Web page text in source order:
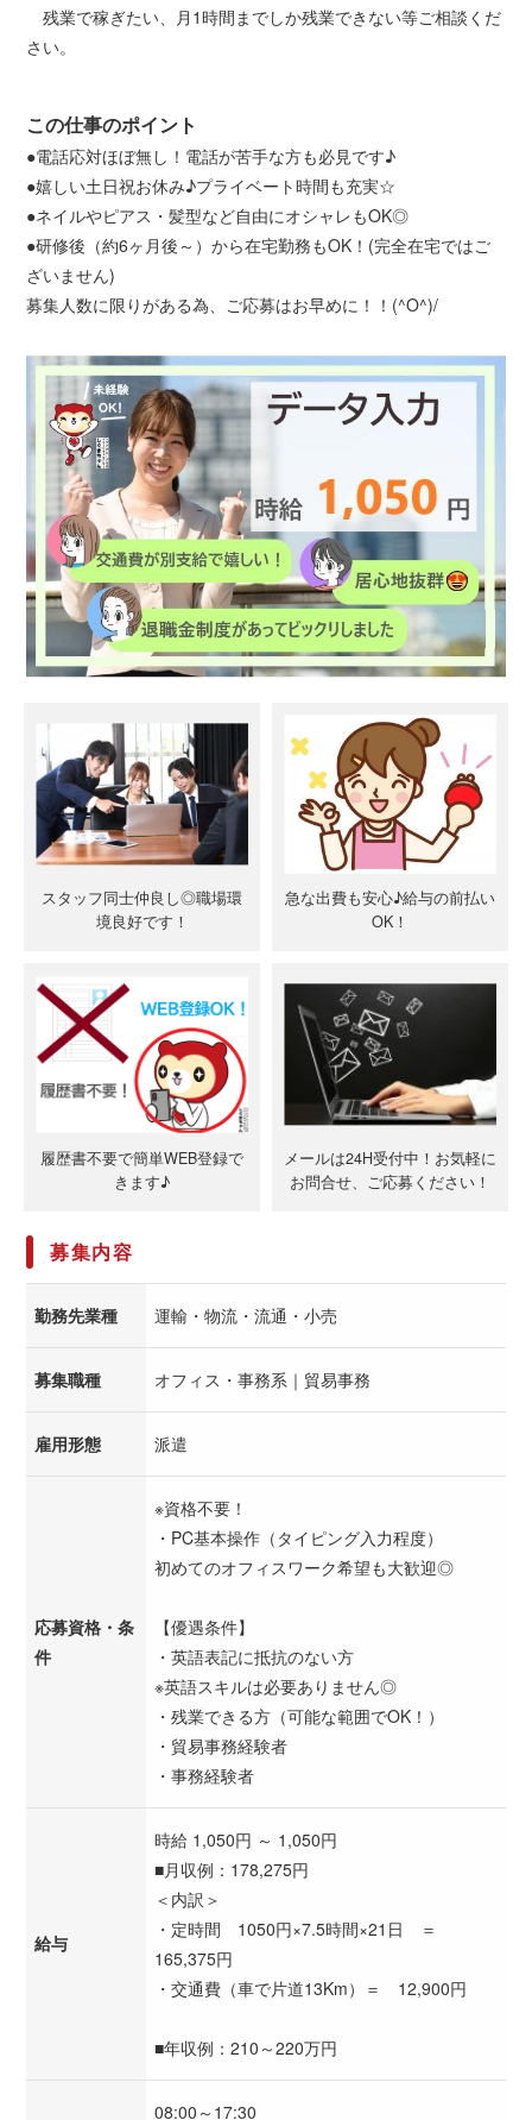
残業で稼ぎたい、月1時間までしか残業できない等ご相談くだ
さい。
この仕事のポイント
●電話応対ほぼ無し！電話が苦手な方も必見です♪
●嬉しい土日祝お休み♪プライベート時間も充実☆
●ネイルやピアス・髪型など自由にオシャレもOK◎
●研修後（約6ヶ月後～）から在宅勤務もOK！(完全在宅ではご
ざいません)
募集人数に限りがある為、ご応募はお早めに！！(^O^)/
スタッフ同士仲良し◎職場環
境良好です！
急な出費も安心♪給与の前払い
OK！
履歴書不要で簡単WEB登録で
きます♪
メールは24H受付中！お気軽に
お問合せ、ご応募ください！
募集内容
勤務先業種 運輸・物流・流通・小売
募集職種 オフィス・事務系｜貿易事務
雇用形態 派遣
応募資格・条
件
※資格不要！
・PC基本操作（タイピング入力程度）
初めてのオフィスワーク希望も大歓迎◎
【優遇条件】
・英語表記に抵抗のない方
※英語スキルは必要ありません◎
・残業できる方（可能な範囲でOK！）
・貿易事務経験者
・事務経験者
給与
時給 1,050円 ～ 1,050円
■月収例：178,275円
＜内訳＞
・定時間 1050円×7.5時間×21日 ＝
165,375円
・交通費（車で片道13Km）＝ 12,900円
■年収例：210～220万円
08:00～17:30